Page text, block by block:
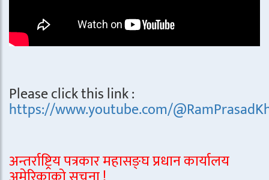
Please click this link :
https://www.youtube.com/
अन्तर्राष्ट्रिय पत्रकार महासङ्घ प्रधान कार्यालय